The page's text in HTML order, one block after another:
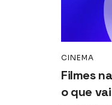
CINEMA
Filmes
o que